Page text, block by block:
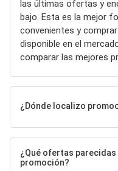
las últimas ofertas y
bajo. Esta es la mejor
convenientes y comprar
disponible en el
comparar las mejores
¿Dónde localizo
¿Qué ofertas parecidas
promoción?